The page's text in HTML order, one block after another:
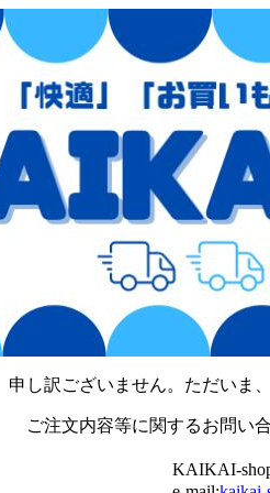
申し訳ございません。ただいま
ご注文内容等に関するお問い
KAIKAI-